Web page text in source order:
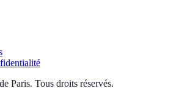
Paris. Tous droits réservés.